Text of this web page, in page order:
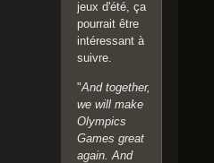
jeux d'été, ça
pourrait être
intéressant à
suivre.
"And together,
we will make
Olympics
Games great
again. And